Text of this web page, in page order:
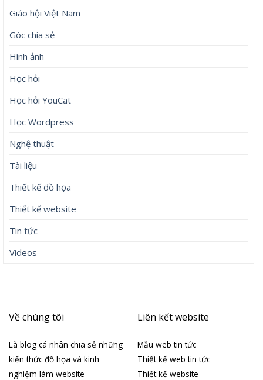
Giáo hội Việt Nam
Góc chia sẻ
Hình ảnh
Học hỏi
Học hỏi YouCat
Học Wordpress
Nghệ thuật
Tài liệu
Thiết kế đồ họa
Thiết kế website
Tin tức
Videos
Về chúng tôi
Là blog cá nhân chia sẻ những
kiến thức đồ họa và kinh
nghiệm làm website
Liên kết website
Mẫu web tin tức
Thiết kế web tin tức
Thiết kế website